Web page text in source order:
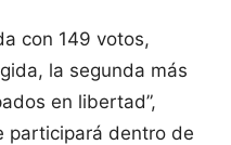
con 149 votos,
la segunda más
en libertad”,
participará dentro de